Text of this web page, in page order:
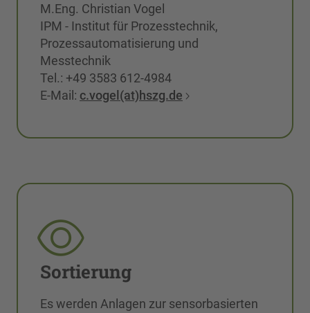
M.Eng. Christian Vogel
IPM - Institut für Prozesstechnik,
Prozessautomatisierung und
Messtechnik
Tel.: +49 3583 612-4984
E-Mail: c.vogel(at)hszg.de
Sortierung
Es werden Anlagen zur sensorbasierten